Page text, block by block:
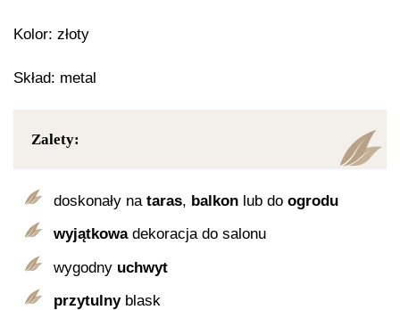
Kolor: złoty
Skład: metal
Zalety:
doskonały na taras, balkon lub do ogrodu
wyjątkowadekoracja do salonu
wygodny uchwyt
przytulnyblask